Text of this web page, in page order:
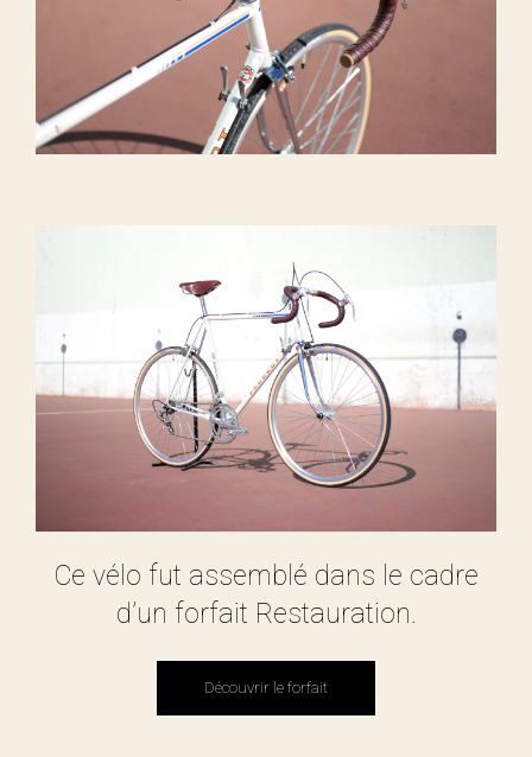
Ce vélo fut assemblé dans le cadre
d’un forfait Restauration.
Découvrir le forfait
Découvrir le forfait